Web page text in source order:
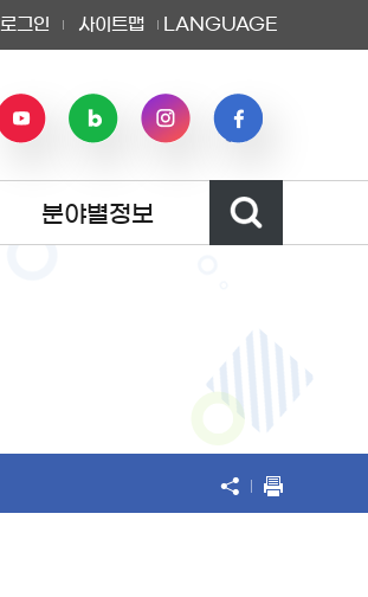
로그인 사이트맵 LANGUAGE
분야별정보